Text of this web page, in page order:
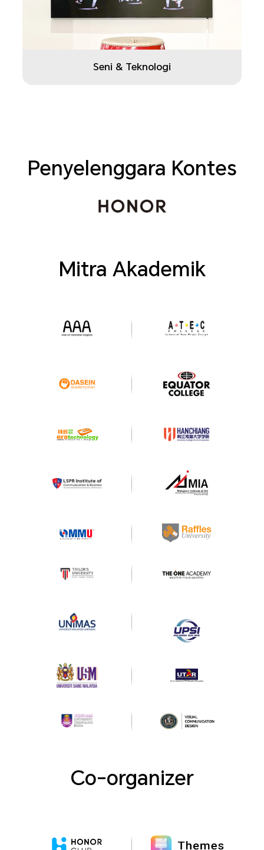
Seni & Teknologi
Penyelenggara Kontes
Mitra Akademik
Co-organizer